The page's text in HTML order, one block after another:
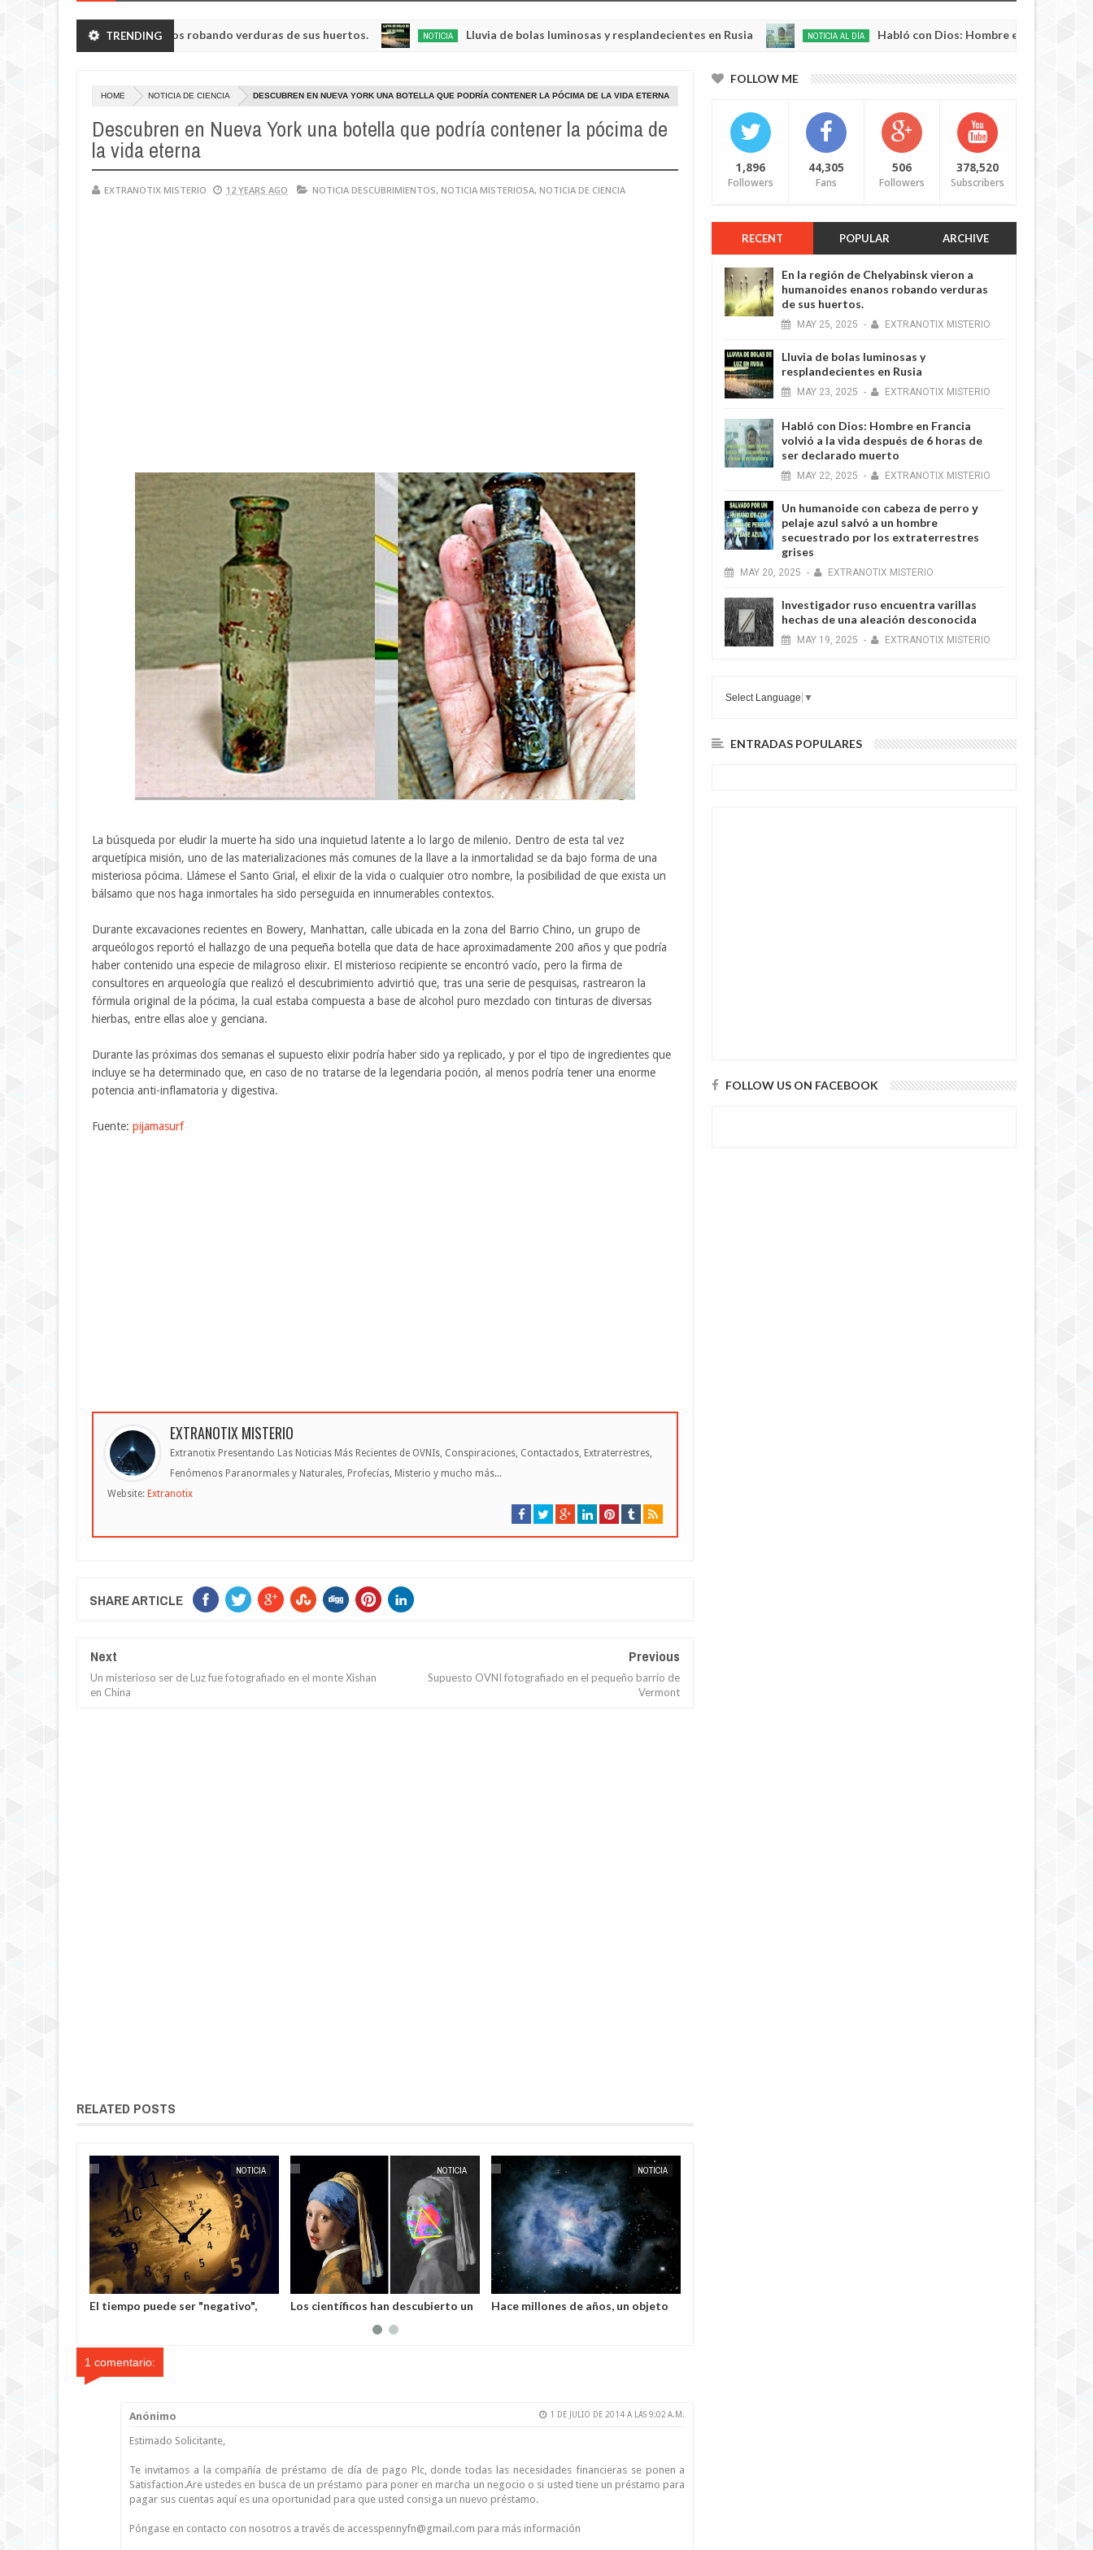
TRENDING
a humanoides enanos robando verduras de sus huertos. NOTICIA Lluvia de bolas luminosas y resplandecientes en Rusia
20250
NOTICIA AL DÍA Habló con Dios: Hombre en Francia volvió a la
HOME NOTICIA DE CIENCIA DESCUBREN EN NUEVA YORK UNA BOTELLA QUE PODRÍA CONTENER LA PÓCIMA DE LA VIDA ETERNA
Descubren en Nueva York una botella que podría contener la pócima de
la vida eterna
EXTRANOTIX MISTERIO 12 YEARS AGO NOTICIA DESCUBRIMIENTOS, NOTICIA MISTERIOSA, NOTICIA DE CIENCIA
La búsqueda por eludir la muerte ha sido una inquietud latente a lo largo de milenio. Dentro de esta tal vez
arquetípica misión, uno de las materializaciones más comunes de la llave a la inmortalidad se da bajo forma de una
misteriosa pócima. Llámese el Santo Grial, el elixir de la vida o cualquier otro nombre, la posibilidad de que exista un
bálsamo que nos haga inmortales ha sido perseguida en innumerables contextos.
Durante excavaciones recientes en Bowery, Manhattan, calle ubicada en la zona del Barrio Chino, un grupo de
arqueólogos reportó el hallazgo de una pequeña botella que data de hace aproximadamente 200 años y que podría
haber contenido una especie de milagroso elixir. El misterioso recipiente se encontró vacío, pero la firma de
consultores en arqueología que realizó el descubrimiento advirtió que, tras una serie de pesquisas, rastrearon la
fórmula original de la pócima, la cual estaba compuesta a base de alcohol puro mezclado con tinturas de diversas
hierbas, entre ellas aloe y genciana.
Durante las próximas dos semanas el supuesto elixir podría haber sido ya replicado, y por el tipo de ingredientes que
incluye se ha determinado que, en caso de no tratarse de la legendaria poción, al menos podría tener una enorme
potencia anti-inflamatoria y digestiva.
Fuente: pijamasurf
EXTRANOTIX MISTERIO
Extranotix Presentando Las Noticias Más Recientes de OVNIs, Conspiraciones, Contactados, Extraterrestres,
Fenómenos Paranormales y Naturales, Profecías, Misterio y mucho más...
Website: Extranotix
SHARE ARTICLE
Next
Un misterioso ser de Luz fue fotografiado en el monte Xishan
en China
Previous
Supuesto OVNI fotografiado en el pequeño barrio de
Vermont
RELATED POSTS
MAY 2025 OCT
NOTICIA
El tiempo puede ser "negativo",
NOTICIA
Los científicos han descubierto un
cuadro "La joven de la perla"
NOTICIA
Hace millones de años, un objeto
EXTRANOTIX MISTERIO
1 comentario:
Anónimo 1 DE JULIO DE 2014 A LAS 9:02 A.M.
Estimado Solicitante,
Te invitamos a la compañía de préstamo de día de pago Plc, donde todas las necesidades financieras se ponen a
Satisfaction.Are ustedes en busca de un préstamo para poner en marcha un negocio o si usted tiene un préstamo para
pagar sus cuentas aquí es una oportunidad para que usted consiga un nuevo préstamo.
Póngase en contacto con nosotros a través de accesspennyfn@gmail.com para más información
FOLLOW ME
1,896
Followers
44,305
Fans
506
Followers
378,520
Subscribers
RECENT POPULAR ARCHIVE
En la región de Chelyabinsk vieron a
humanoides enanos robando verduras
de sus huertos.
MAY 25, 2025 - EXTRANOTIX MISTERIO
Lluvia de bolas luminosas y
resplandecientes en Rusia
MAY 23, 2025 - EXTRANOTIX MISTERIO
Habló con Dios: Hombre en Francia
volvió a la vida después de 6 horas de
ser declarado muerto
MAY 22, 2025 - EXTRANOTIX MISTERIO
Un humanoide con cabeza de perro у
pelaje azul salvó a un hombre
secuestrado por los extraterrestres
grises
MAY 20, 2025 - EXTRANOTIX MISTERIO
Investigador ruso encuentra varillas
hechas de una aleación desconocida
MAY 19, 2025 - EXTRANOTIX MISTERIO
Select Language ▼
ENTRADAS POPULARES
FOLLOW US ON FACEBOOK